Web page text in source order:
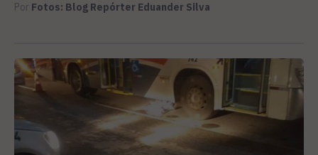
Por Fotos: Blog Repórter Eduander Silva